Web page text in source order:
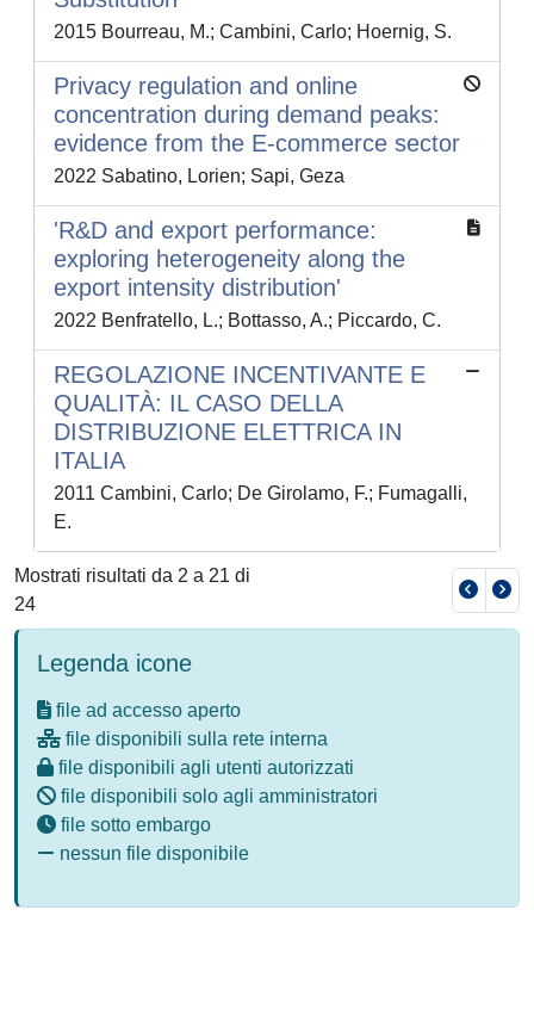
2015 Bourreau, M.; Cambini, Carlo; Hoernig, S.
Privacy regulation and online
concentration during demand peaks:
evidence from the E-commerce sector
2022 Sabatino, Lorien; Sapi, Geza
'R&D and export performance:
exploring heterogeneity along the
export intensity distribution'
2022 Benfratello, L.; Bottasso, A.; Piccardo, C.
REGOLAZIONE INCENTIVANTE E
QUALITÀ: IL CASO DELLA
DISTRIBUZIONE ELETTRICA IN
ITALIA
2011 Cambini, Carlo; De Girolamo, F.; Fumagalli,
E.
Mostrati risultati da 2 a 21 di
24
Legenda icone
file ad accesso aperto
file disponibili sulla rete interna
file disponibili agli utenti autorizzati
file disponibili solo agli amministratori
file sotto embargo
nessun file disponibile